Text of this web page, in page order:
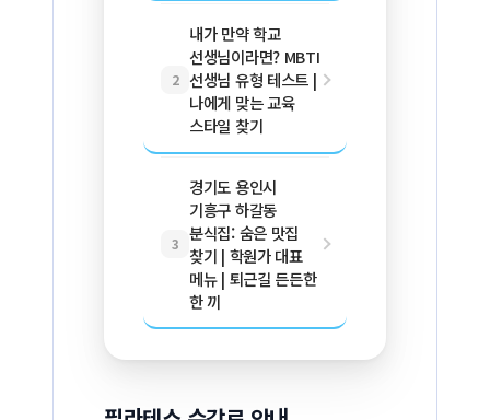
2
내가 만약 학교
선생님이라면? MBTI
선생님 유형 테스트 |
나에게 맞는 교육
스타일 찾기
3
경기도 용인시
기흥구 하갈동
분식집: 숨은 맛집
찾기 | 학원가 대표
메뉴 | 퇴근길 든든한
한 끼